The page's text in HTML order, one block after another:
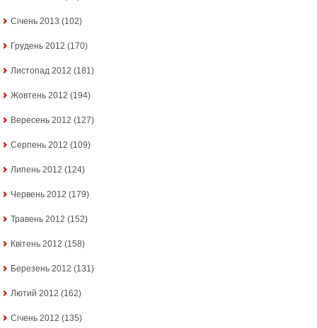
Січень 2013 (102)
Грудень 2012 (170)
Листопад 2012 (181)
Жовтень 2012 (194)
Вересень 2012 (127)
Серпень 2012 (109)
Липень 2012 (124)
Червень 2012 (179)
Травень 2012 (152)
Квітень 2012 (158)
Березень 2012 (131)
Лютий 2012 (162)
Січень 2012 (135)